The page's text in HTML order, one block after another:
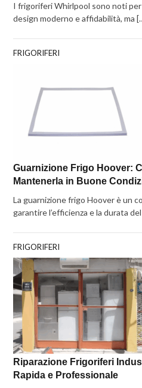
I frigoriferi Whirlpool sono noti
design moderno e affidabilità, ma
FRIGORIFERI
Guarnizione Frigo Hoover:
Mantenerla in Buone
La guarnizione frigo Hoover è un
garantire l’efficienza e la durata
FRIGORIFERI
Riparazione Frigoriferi
Rapida e Professionale